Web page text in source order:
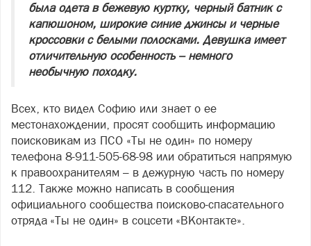
была одета в бежевую куртку, черный батник с
капюшоном, широкие синие джинсы и черные
кроссовки с белыми полосками. Девушка имеет
отличительную особенность – немного
необычную походку.
Всех, кто видел Софию или знает о ее
местонахождении, просят сообщить информацию
поисковикам из ПСО «Ты не один» по номеру
телефона 8-911-505-68-98 или обратиться напрямую
к правоохранителям – в дежурную часть по номеру
112. Также можно написать в сообщения
официального сообщества поисково-спасательного
отряда «Ты не один» в соцсети «ВКонтакте».